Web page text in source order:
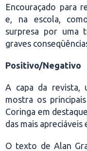
Encouraçado para
e, na escola,
surpresa por uma
graves
Positivo/Negativo
A capa da revista,
mostra os
Coringa em
das mais
O texto de Alan